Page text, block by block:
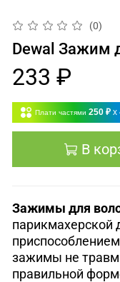
(0)
Dewal Зажим
233 ₽
Плати частями 250 ₽ x
В
Зажимы для
парикмахерской
зажимы не
правильной